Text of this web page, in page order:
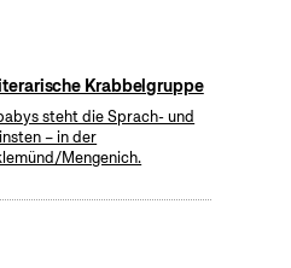
Krabbelgruppe
steht die Sprach- und
– in der
Mengenich.